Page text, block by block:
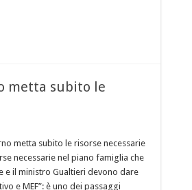
metta subito le
metta subito le risorse necessarie
necessarie nel piano famiglia che
e il ministro Gualtieri devono dare
e MEF”: è uno dei passaggi